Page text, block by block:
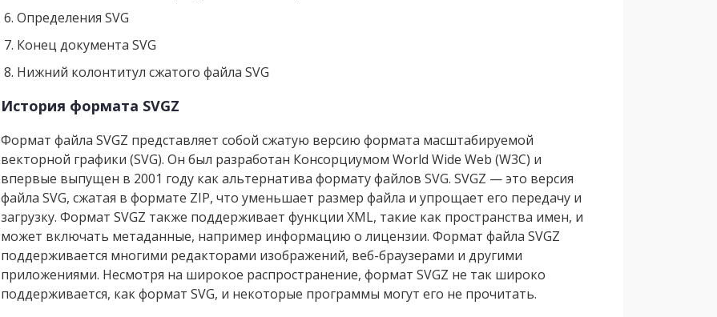
Определения SVG
Конец документа SVG
Нижний колонтитул сжатого файла SVG
История формата SVGZ
Формат файла SVGZ представляет собой сжатую версию формата масштабируемой
векторной графики (SVG). Он был разработан Консорциумом World Wide Web (W3C) и
впервые выпущен в 2001 году как альтернатива формату файлов SVG. SVGZ — это версия
файла SVG, сжатая в формате ZIP, что уменьшает размер файла и упрощает его передачу и
загрузку. Формат SVGZ также поддерживает функции XML, такие как пространства имен, и
может включать метаданные, например информацию о лицензии. Формат файла SVGZ
поддерживается многими редакторами изображений, веб-браузерами и другими
приложениями. Несмотря на широкое распространение, формат SVGZ не так широко
поддерживается, как формат SVG, и некоторые программы могут его не прочитать.